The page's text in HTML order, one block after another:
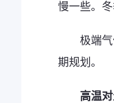
慢一些。
极端
期规划。
高温